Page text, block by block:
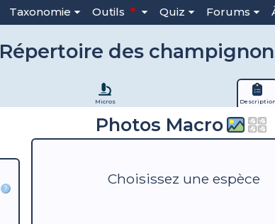
Taxonomie Outils Quiz Forums
Répertoire des
Micros
?
Photos Macro
Choisissez une espèce